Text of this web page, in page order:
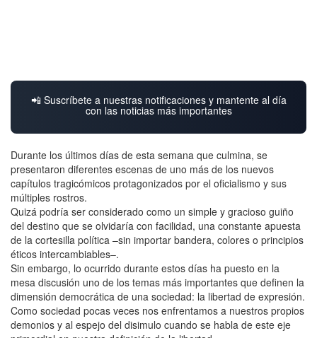
📲 Suscríbete a nuestras notificaciones y mantente al día
con las noticias más importantes
Durante los últimos días de esta semana que culmina, se
presentaron diferentes escenas de uno más de los nuevos
capítulos tragicómicos protagonizados por el oficialismo y sus
múltiples rostros.
Quizá podría ser considerado como un simple y gracioso guiño
del destino que se olvidaría con facilidad, una constante apuesta
de la cortesilla política –sin importar bandera, colores o principios
éticos intercambiables–.
Sin embargo, lo ocurrido durante estos días ha puesto en la
mesa discusión uno de los temas más importantes que definen la
dimensión democrática de una sociedad: la libertad de expresión.
Como sociedad pocas veces nos enfrentamos a nuestros propios
demonios y al espejo del disimulo cuando se habla de este eje